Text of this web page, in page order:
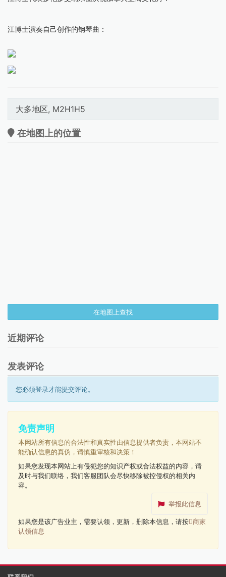
江博士演奏自己创作的钢琴曲：
大多地区, M2H1H5
在地图上的位置
在地图上查找
近期评论
发表评论
您必须登录才能提交评论。
免责声明
本网站所有信息的合法性和真实性由信息提供者负责，本网站不
能确认信息的真伪，请慎重审核和决策！
如果您发现本网站上有侵犯您的知识产权或合法权益的内容，请
及时与我们联络，我们客服团队会尽快移除被控侵权的相关内
容。
举报此信息
如果您是该广告业主，需要认领，更新，删除本信息，请按 商家
认领信息